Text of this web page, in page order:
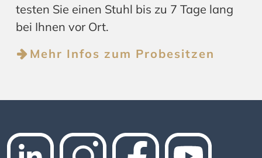
testen Sie einen Stuhl bis zu 7 Tage lang
bei Ihnen vor Ort.
Mehr Infos zum Probesitzen